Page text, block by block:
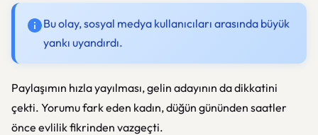
Bu olay, sosyal medya kullanıcıları arasında büyük
yankı uyandırdı.
Paylaşımın hızla yayılması, gelin adayının da dikkatini
çekti. Yorumu fark eden kadın, düğün gününden saatler
önce evlilik fikrinden vazgeçti.